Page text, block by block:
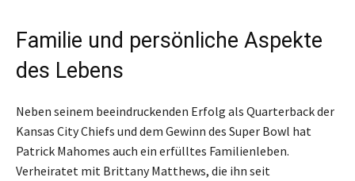
Familie und persönliche Aspekte
des Lebens
Neben seinem beeindruckenden Erfolg als Quarterback der
Kansas City Chiefs und dem Gewinn des Super Bowl hat
Patrick Mahomes auch ein erfülltes Familienleben.
Verheiratet mit Brittany Matthews, die ihn seit